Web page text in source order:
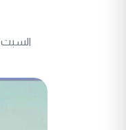
السبت 07 حزيران 2025